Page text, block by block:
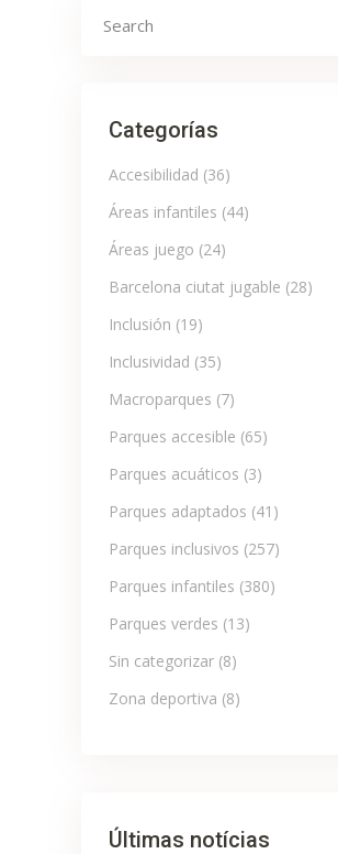
Categorías
Accesibilidad (36)
Áreas infantiles (44)
Áreas juego (24)
Barcelona ciutat jugable (28)
Inclusión (19)
Inclusividad (35)
Macroparques (7)
Parques accesible (65)
Parques acuáticos (3)
Parques adaptados (41)
Parques inclusivos (257)
Parques infantiles (380)
Parques verdes (13)
Sin categorizar (8)
Zona deportiva (8)
Últimas notícias